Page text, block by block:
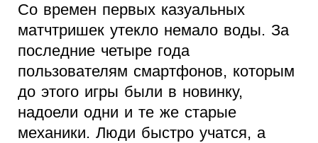
Со времен первых казуальных
матчтришек утекло немало воды. За
последние четыре года
пользователям смартфонов, которым
до этого игры были в новинку,
надоели одни и те же старые
механики. Люди быстро учатся, а